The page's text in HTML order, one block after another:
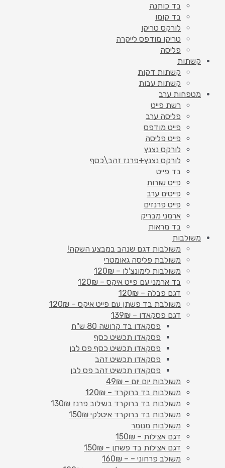
בד כותנה
בד קומו
לורקס טריקו
טריקו מודפס לייקרה
פליסה
קשתות
קשתות דקות
קשתות עבות
מטפחות ערב
רשת פייט
פליסה ערב
פייט מודפס
פייט פליסה
לורקס נצנץ
לורקס נצנץ+פרנז זהב\כסף
בד פייט
פייט שורות
פייטים ערב
פייט פרנזים
ארמני מבריק
בד מראות
משולבות
משולבות דגם שנהב במבצע השקה!
משולבת פליסה גאומטרי
משולבות לימונצ'לו – 120₪
בד ארמני עם פייט איקס – 120₪
דגם פבלה – 120₪
משולבת בד פשתן עם פייט איקס – 120₪
דגם פסקאדו – 139₪
פסקאדו בד קרושה 80 ש"ח
פסקאדו תכשיט כסף
פסקאדו תכשיט כסף פס לבן
פסקאדו תכשיט זהב
פסקאדו תכשיט זהב פס לבן
משולבות יום יום – 49₪
משולבות בד ברוקרד – 120₪
משולבות בד ברוקרד בשילוב פרנז 130₪
משולבות בד ברוקרד איטלקי 150₪
משולבות מנומר
דגם אצילות – 150₪
דגם אצילות בד פשתן – 150₪
משולב פרחוני – – 160₪